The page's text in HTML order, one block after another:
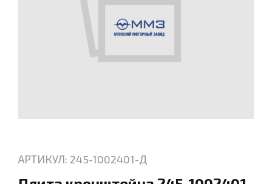
АРТИКУЛ: 245-1002401-Д